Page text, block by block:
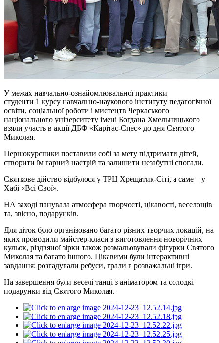
У межах навчально-ознайомлювальної практики
студенти 1 курсу навчально-наукового інституту педагогічної
освіти, соціальної роботи і мистецтв Черкаського
національного університету імені Богдана Хмельницького
взяли участь в акції ДБФ «Карітас-Спес» до дня Святого
Миколая.
Першокурсники поставили собі за мету підтримати дітей,
створити їм гарний настрій та залишити незабутні спогади.
Святкове дійство відбулося у ТРЦ Хрещатик-Сіті, а саме – у
Хабі «Всі Свої».
НА заході панувала атмосфера творчості, цікавості, веселощів
та, звісно, подарунків.
Для діток було організовано багато різних творчих локацій, на
яких проводили майстер-класи з виготовлення новорічних
кульок, різдвяної зірки також розмальовували фігурки Святого
Миколая та багато іншого. Цікавими були інтерактивні
завдання: розгадували ребуси, грали в розважальні ігри.
На завершення були веселі танці з аніматором та солодкі
подарунки від Святого Миколая.